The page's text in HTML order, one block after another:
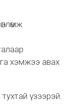
хэмжээ авах
үзээрэй.